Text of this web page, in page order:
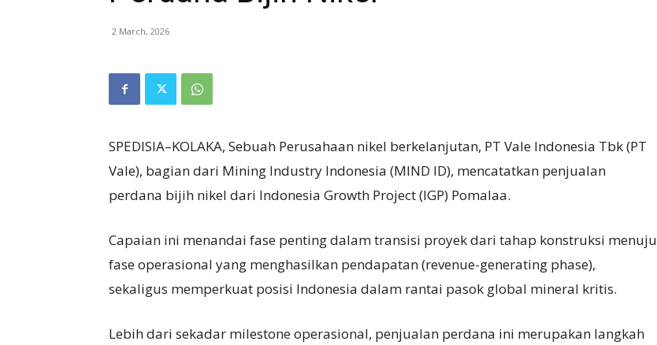
2 March, 2026
SPEDISIA–KOLAKA, Sebuah Perusahaan nikel berkelanjutan, PT Vale Indonesia Tbk (PT
Vale), bagian dari Mining Industry Indonesia (MIND ID), mencatatkan penjualan
perdana bijih nikel dari Indonesia Growth Project (IGP) Pomalaa.
Capaian ini menandai fase penting dalam transisi proyek dari tahap konstruksi menuju
fase operasional yang menghasilkan pendapatan (revenue-generating phase),
sekaligus memperkuat posisi Indonesia dalam rantai pasok global mineral kritis.
Lebih dari sekadar milestone operasional, penjualan perdana ini merupakan langkah